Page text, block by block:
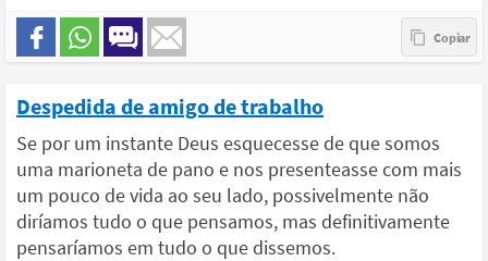
Despedida de amigo de trabalho
Se por um instante Deus esquecesse de que somos
uma marioneta de pano e nos presenteasse com mais
um pouco de vida ao seu lado, possivelmente não
diríamos tudo o que pensamos, mas definitivamente
pensaríamos em tudo o que dissemos.